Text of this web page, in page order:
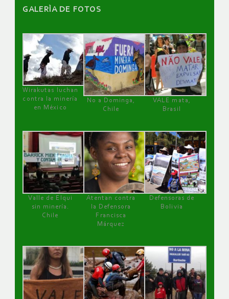
GALERÌA DE FOTOS
Wirakutas luchan
contra la minería
en México
No a Dominga,
Chile
VALE mata,
Brasil
Valle de Elqui
sin minería.
Chile
Atentan contra
la Defensora
Francisca
Márquez
Defensoras de
Bolivia